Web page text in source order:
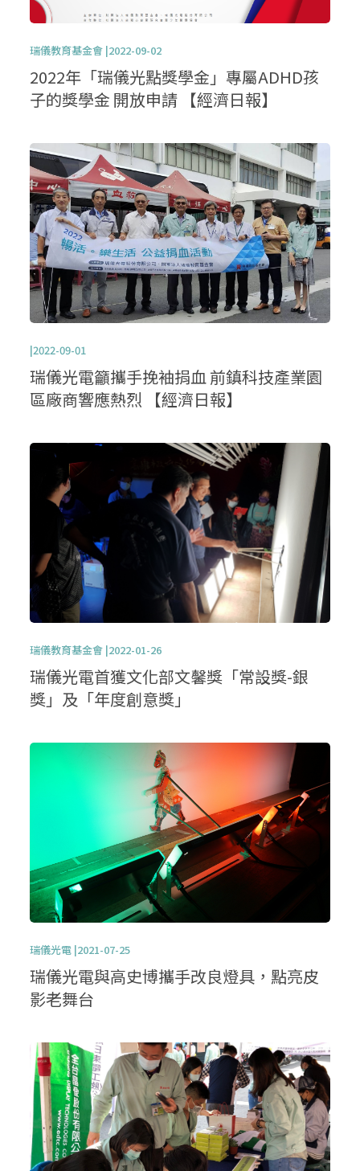
瑞儀教育基金會 |2022-09-02
2022年「瑞儀光點獎學金」專屬ADHD孩
子的獎學金 開放申請 【經濟日報】
|2022-09-01
瑞儀光電籲攜手挽袖捐血 前鎮科技產業園
區廠商響應熱烈 【經濟日報】
瑞儀教育基金會 |2022-01-26
瑞儀光電首獲文化部文馨獎「常設獎-銀
獎」及「年度創意獎」
瑞儀光電 |2021-07-25
瑞儀光電與高史博攜手改良燈具，點亮皮
影老舞台